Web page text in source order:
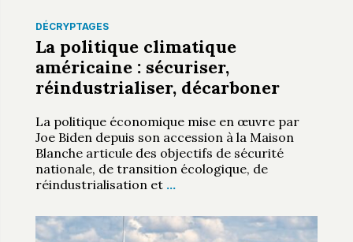
DÉCRYPTAGES
La politique climatique
américaine : sécuriser,
réindustrialiser, décarboner
La politique économique mise en œuvre par
Joe Biden depuis son accession à la Maison
Blanche articule des objectifs de sécurité
nationale, de transition écologique, de
réindustrialisation et …